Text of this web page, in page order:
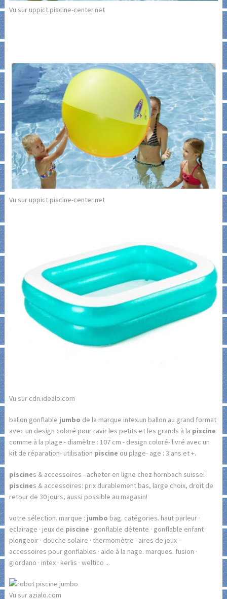
Vu sur uppict.piscine-center.net
Vu sur uppict.piscine-center.net
Vu sur cdn.idealo.com
ballon gonflable jumbo de la marque intex.un ballon au grand format
avec un design coloré pour ravir les petits et les grands à la piscine
comme à la plage.- diamètre : 107 cm - design coloré- livré avec un
kit de réparation- utilisation piscine ou plage- age : 3 ans et +.
piscines & accessoires - acheter en ligne chez hornbach suisse!
piscines & accessoires: prix durablement bas, large choix, droit de
retour de 30 jours, aussi possible au magasin!
votre sélection. marque : jumbo bag. catégories. haut parleur ·
eclairage · jeux de piscine · gonflable détente · gonflable enfant ·
plongeoir · douche solaire · thermomètre · aires de jeux ·
accessoires pour gonflables · aide à la nage. marques. fusion ·
giordano · intex · kerlis · weltico ...
Vu sur azialo.com